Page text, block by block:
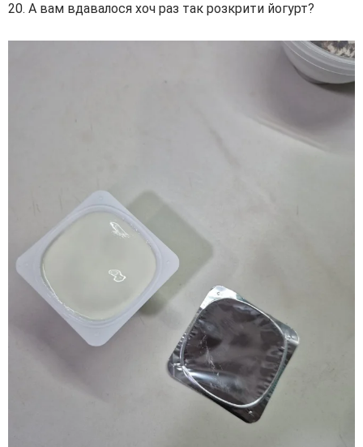
20. А вам вдавалося хоч раз так розкрити йогурт?